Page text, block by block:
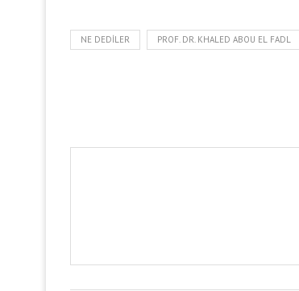
NE DEDILER PROF. DR. KHALED ABOU EL FADL